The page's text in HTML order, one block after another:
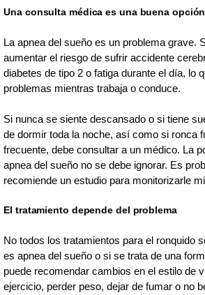
Una consulta médica es una buena opción
La apnea del sueño es un problema grave.
aumentar el riesgo de sufrir accidente
diabetes de tipo 2 o fatiga durante el día, lo
problemas mientras trabaja o conduce.
Si nunca se siente descansado o si tiene
de dormir toda la noche, así como si ronca
frecuente, debe consultar a un médico. La
apnea del sueño no se debe ignorar. Es
recomiende un estudio para monitorizarle
El tratamiento depende del problema
No todos los tratamientos para el ronquido
es apnea del sueño o si se trata de una
puede recomendar cambios en el estilo de
ejercicio, perder peso, dejar de fumar o no